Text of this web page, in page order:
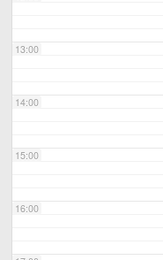
13:00
14:00
15:00
16:00